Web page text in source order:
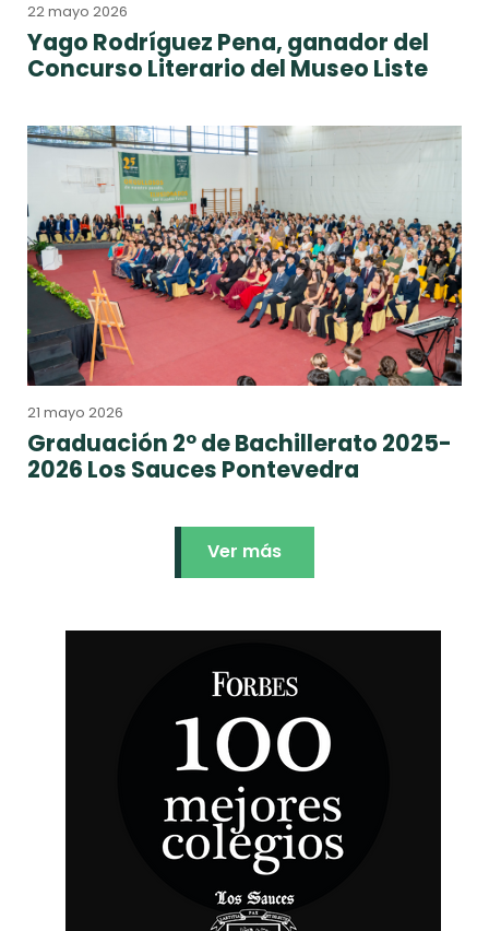
22 mayo 2026
Yago Rodríguez Pena, ganador del
Concurso Literario del Museo Liste
21 mayo 2026
Graduación 2º de Bachillerato 2025-
2026 Los Sauces Pontevedra
Ver más